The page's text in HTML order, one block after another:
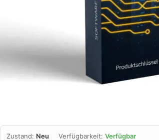
Zustand: Neu Verfügbarkeit: Verfügbar